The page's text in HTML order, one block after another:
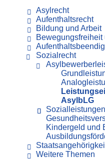
Asylrecht
Aufenthaltsrecht
Bildung und Arbeit
Bewegungsfreiheit
Sozialrecht
AsylbLG
Sozialleistungen
Kindergeld und
Weitere Themen